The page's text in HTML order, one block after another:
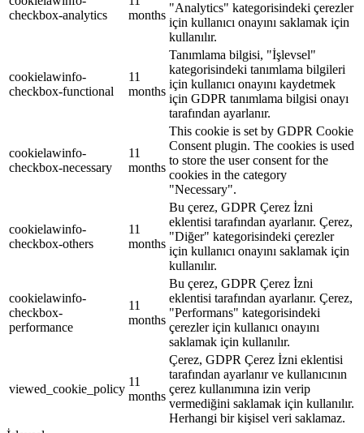
checkbox-analytics
months
"Analytics" kategorisindeki çerezler
için kullanıcı onayını saklamak için
kullanılır.
cookielawinfo-
checkbox-functional
11
months
Tanımlama bilgisi, "İşlevsel"
kategorisindeki tanımlama bilgileri
için kullanıcı onayını kaydetmek
için GDPR tanımlama bilgisi onayı
tarafından ayarlanır.
cookielawinfo-
checkbox-necessary
11
months
This cookie is set by GDPR Cookie
Consent plugin. The cookies is used
to store the user consent for the
cookies in the category
"Necessary".
cookielawinfo-
checkbox-others
11
months
Bu çerez, GDPR Çerez İzni
eklentisi tarafından ayarlanır. Çerez,
"Diğer" kategorisindeki çerezler
için kullanıcı onayını saklamak için
kullanılır.
cookielawinfo-
checkbox-
performance
11
months
Bu çerez, GDPR Çerez İzni
eklentisi tarafından ayarlanır. Çerez,
"Performans" kategorisindeki
çerezler için kullanıcı onayını
saklamak için kullanılır.
viewed_cookie_policy
11
months
Çerez, GDPR Çerez İzni eklentisi
tarafından ayarlanır ve kullanıcının
çerez kullanımına izin verip
vermediğini saklamak için kullanılır.
Herhangi bir kişisel veri saklamaz.